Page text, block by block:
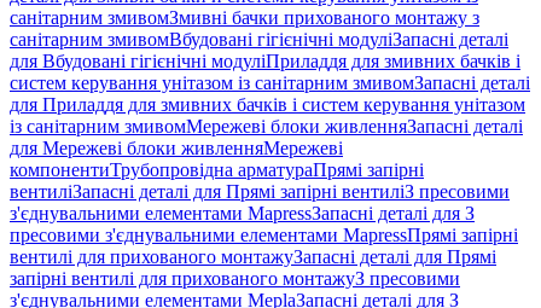
санітарним змивомЗмивні бачки прихованого монтажу з
санітарним змивомВбудовані гігієнічні модуліЗапасні деталі
для Вбудовані гігієнічні модуліПриладдя для змивних бачків і
систем керування унітазом із санітарним змивомЗапасні деталі
для Приладдя для змивних бачків і систем керування унітазом
із санітарним змивомМережеві блоки живленняЗапасні деталі
для Мережеві блоки живленняМережеві
компонентиТрубопровідна арматураПрямі запірні
вентиліЗапасні деталі для Прямі запірні вентиліЗ пресовими
з'єднувальними елементами MapressЗапасні деталі для З
пресовими з'єднувальними елементами MapressПрямі запірні
вентилі для прихованого монтажуЗапасні деталі для Прямі
запірні вентилі для прихованого монтажуЗ пресовими
з'єднувальними елементами MeplaЗапасні деталі для З